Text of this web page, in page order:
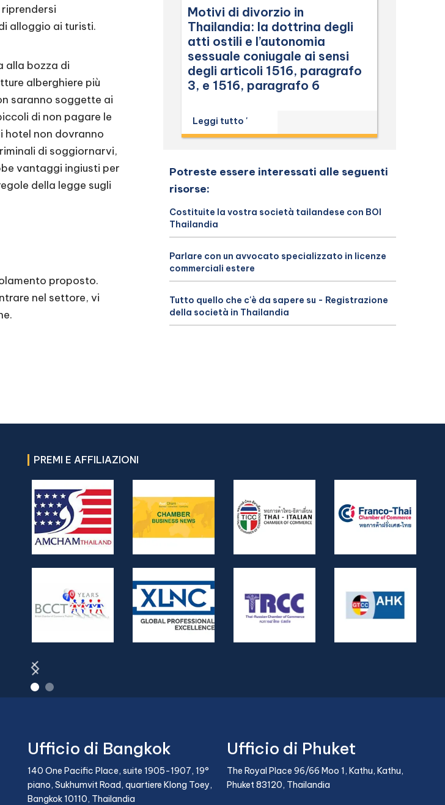
alloggio ai turisti.
alla bozza di
alberghiere più
saranno soggette ai
di non pagare le
hotel non dovranno
di soggiornarvi,
vantaggi ingiusti per
della legge sugli
proposto.
nel settore, vi
Motivi di divorzio in
Thailandia: la dottrina degli
atti ostili e l’autonomia
sessuale coniugale ai sensi
degli articoli 1516, paragrafo
3, e 1516, paragrafo 6
Leggi tutto '
Potreste essere interessati alle seguenti
risorse:
Costituite la vostra società tailandese con BOI
Thailandia
Parlare con un avvocato specializzato in licenze
commerciali estere
Tutto quello che c'è da sapere su - Registrazione
della società in Thailandia
PREMI E AFFILIAZIONI
Ufficio di Bangkok
140 One Pacific Place, suite 1905-1907, 19°
piano, Sukhumvit Road, quartiere Klong Toey,
Bangkok 10110, Thailandia
Ufficio di Phuket
The Royal Place 96/66 Moo 1, Kathu, Kathu,
Phuket 83120, Thailandia